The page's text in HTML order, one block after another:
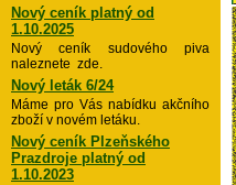
Nový ceník platný od
1.10.2025
Nový ceník sudového piva
naleznete zde.
Nový leták 6/24
Máme pro Vás nabídku akčního
zboží v novém letáku.
Nový ceník Plzeňského
Prazdroje platný od
1.10.2023